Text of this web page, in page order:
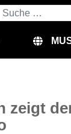
zeigt